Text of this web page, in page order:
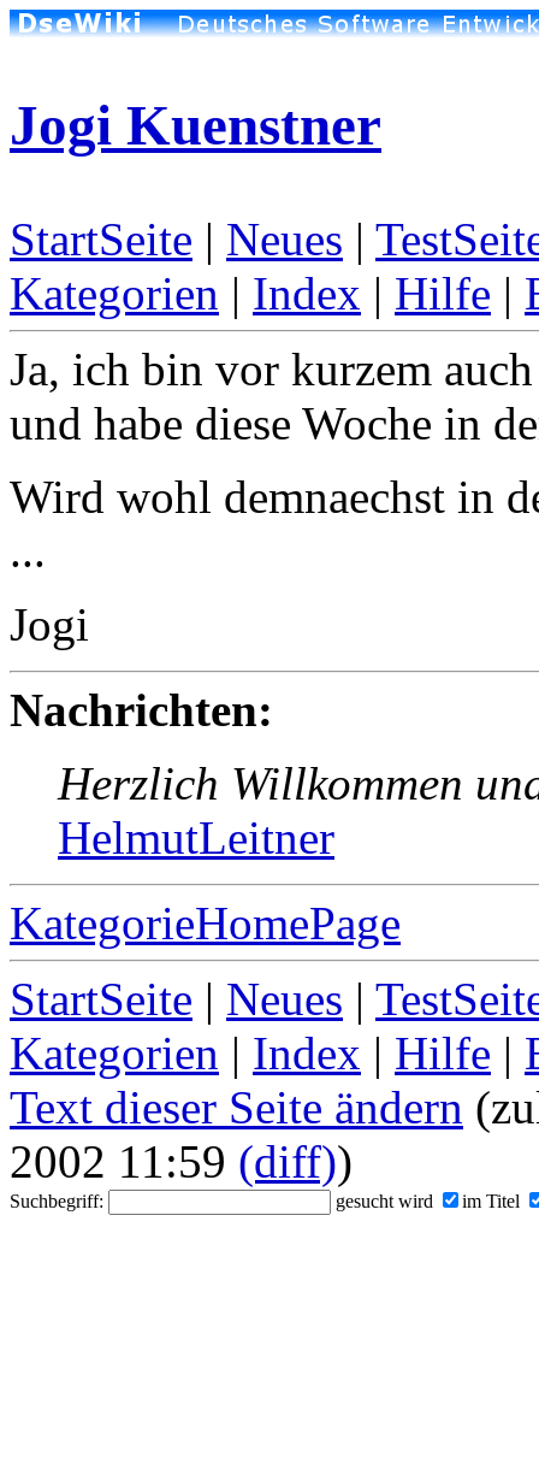
Jogi Kuenstner
StartSeite | Neues |
Kategorien | Index | Hilfe |
Ja, ich bin vor kurzem
und habe diese Woche in
Wird wohl demnaechst in
...
Jogi
Nachrichten:
Herzlich Willkommen
HelmutLeitner
KategorieHomePage
StartSeite | Neues |
Kategorien | Index | Hilfe |
Text dieser Seite ändern
2002 11:59 (diff))
Suchbegriff: gesucht wird im Titel